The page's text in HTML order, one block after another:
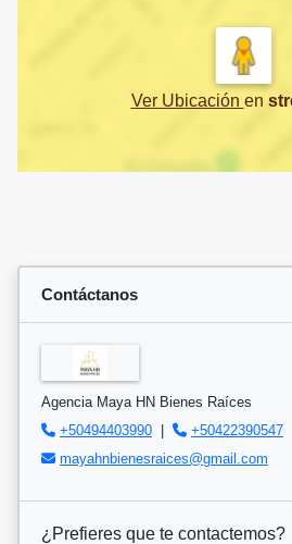
Ver Ubicación en
Contáctanos
Agencia Maya HN Bienes Raíces
+50494403990 |
+50422390547
mayahnbienesraices@gmail.com
¿Prefieres que te contactemos?